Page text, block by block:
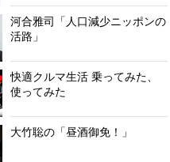
河合雅司「人口減少ニッポンの
活路」
快適クルマ生活 乗ってみた、
使ってみた
大竹聡の「昼酒御免！」